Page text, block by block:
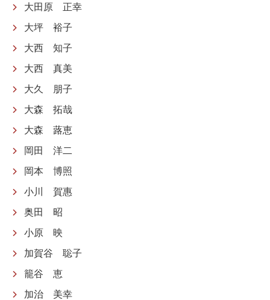
大田原 正幸
大坪 裕子
大西 知子
大西 真美
大久 朋子
大森 拓哉
大森 蕗恵
岡田 洋二
岡本 博照
小川 賀惠
奥田 昭
小原 映
加賀谷 聡子
籠谷 恵
加治 美幸